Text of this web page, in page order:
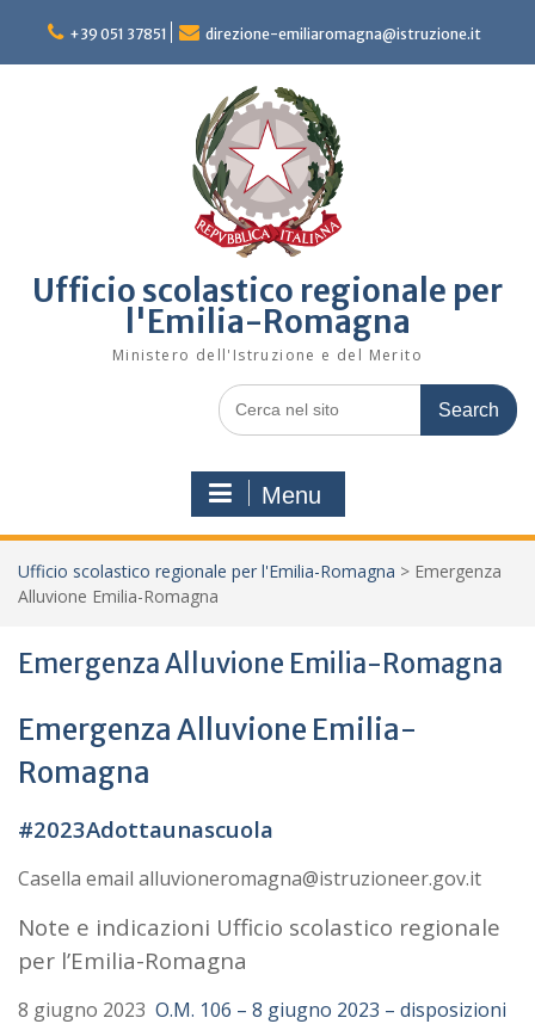
content
+39 051 37851 direzione-emiliaromagna@istruzione.it
Ufficio scolastico regionale per
l'Emilia-Romagna
Ministero dell'Istruzione e del Merito
Search
for:
Menu
Ufficio scolastico regionale per l'Emilia-Romagna > Emergenza
Alluvione Emilia-Romagna
Emergenza Alluvione Emilia-Romagna
Emergenza Alluvione Emilia-
Romagna
#2023Adottaunascuola
Casella email alluvioneromagna@istruzioneer.gov.it
Note e indicazioni Ufficio scolastico regionale
per l’Emilia-Romagna
8 giugno 2023 O.M. 106 – 8 giugno 2023 – disposizioni